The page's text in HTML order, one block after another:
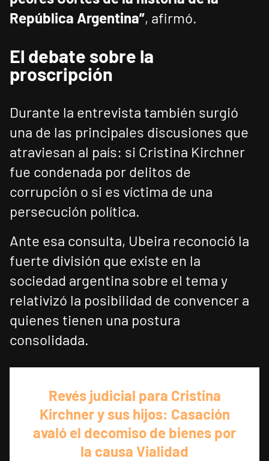
República Argentina”, afirmó.
El debate sobre la
proscripción
Durante la entrevista también surgió
una de las principales discusiones que
atraviesan al país: si Cristina Kirchner
fue condenada por delitos de
corrupción o si es víctima de una
persecución política.
Ante esa consulta, Ubeira reconoció la
fuerte división que existe en la
sociedad argentina sobre el tema y
relativizó la posibilidad de convencer a
quienes tienen una postura
consolidada.
Revés judicial para Cristina
Kirchner y sus hijos: Casación
avaló el decomiso de bienes por
la causa Vialidad